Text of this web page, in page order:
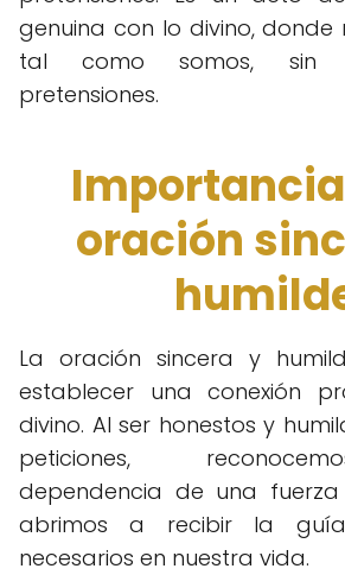
genuina con lo divino, donde
tal como somos, sin
pretensiones.
oración
La oración sincera y
establecer una conexión
divino. Al ser honestos y
peticiones,
dependencia de una
abrimos a recibir la
necesarios en nuestra vida.